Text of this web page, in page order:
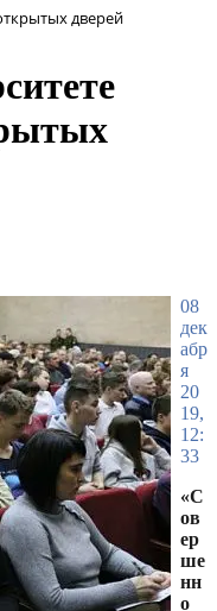
дверей
08
дек
абр
я
20
19,
12:
33
«С
ов
ер
ше
нн
о